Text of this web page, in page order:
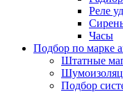
Реле
Часы
Подбор по марке
Штатные
Подбор